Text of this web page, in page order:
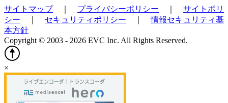
サイトマップ｜ プライバシーポリシー
サイトポリ
シー
セキュリティポリシー ｜情報セキュリティ基
本方針
Copyright © 2003 - 2026 EVC Inc. All Rights Reserved.
×